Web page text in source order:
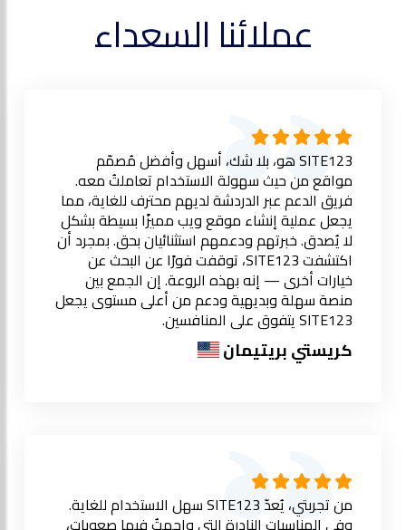
عملائنا السعداء
SITE123 هو، بلا شك، أسهل وأفضل مُصمّم
مواقع من حيث سهولة الاستخدام تعاملتُ معه.
فريق الدعم عبر الدردشة لديهم محترف للغاية، مما
يجعل عملية إنشاء موقع ويب مميزًا بسيطة بشكل
لا يُصدق. خبرتهم ودعمهم استثنائيان بحق. بمجرد أن
اكتشفت SITE123، توقفت فورًا عن البحث عن
خيارات أخرى — إنه بهذه الروعة. إن الجمع بين
منصة سهلة وبديهية ودعم من أعلى مستوى يجعل
SITE123 يتفوق على المنافسين.
كريستي بريتيمان
من تجربتي، يُعدّ SITE123 سهل الاستخدام للغاية.
وفي المناسبات النادرة التي واجهتُ فيها صعوبات،